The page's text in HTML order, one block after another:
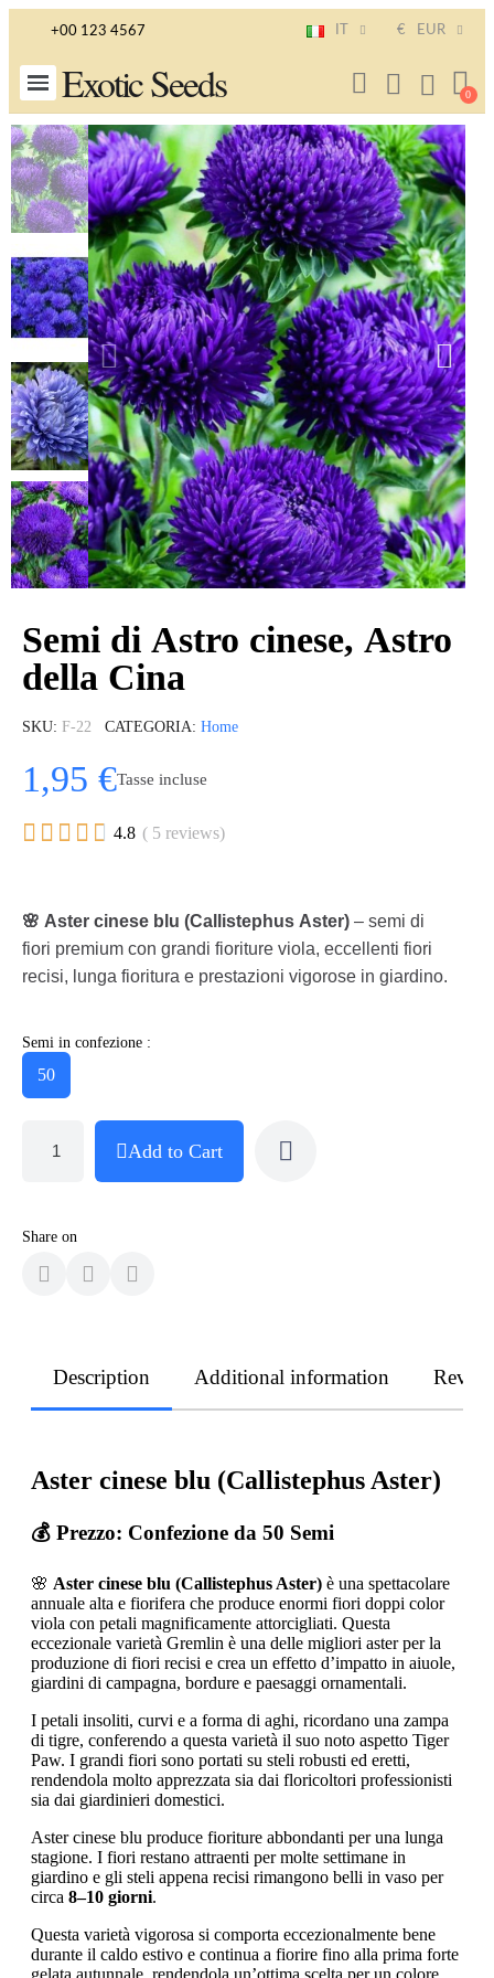
+00 123 4567 € EUR
Exotic Seeds
Semi di Astro cinese, Astro
della Cina
SKU F-22 CATEGORIA Home
1,95 €Tasse incluse
     4.8 ( 5 reviews)
🌸 Aster cinese blu (Callistephus Aster) – semi di
fiori premium con grandi fioriture viola, eccellenti fiori
recisi, lunga fioritura e prestazioni vigorose in giardino.
Semi in confezione :
50
Add to Cart
Share on
Description Additional information
Aster cinese blu (Callistephus Aster)
💰 Prezzo: Confezione da 50 Semi
🌸 Aster cinese blu (Callistephus Aster) è una spettacolare
annuale alta e fiorifera che produce enormi fiori doppi color
viola con petali magnificamente attorcigliati. Questa
eccezionale varietà Gremlin è una delle migliori aster per la
produzione di fiori recisi e crea un effetto d’impatto in aiuole,
giardini di campagna, bordure e paesaggi ornamentali.
I petali insoliti, curvi e a forma di aghi, ricordano una zampa
di tigre, conferendo a questa varietà il suo noto aspetto Tiger
Paw. I grandi fiori sono portati su steli robusti ed eretti,
rendendola molto apprezzata sia dai floricoltori professionisti
sia dai giardinieri domestici.
Aster cinese blu produce fioriture abbondanti per una lunga
stagione. I fiori restano attraenti per molte settimane in
giardino e gli steli appena recisi rimangono belli in vaso per
circa 8–10 giorni.
Questa varietà vigorosa si comporta eccezionalmente bene
durante il caldo estivo e continua a fiorire fino alla prima forte
gelata autunnale, rendendola un’ottima scelta per un colore